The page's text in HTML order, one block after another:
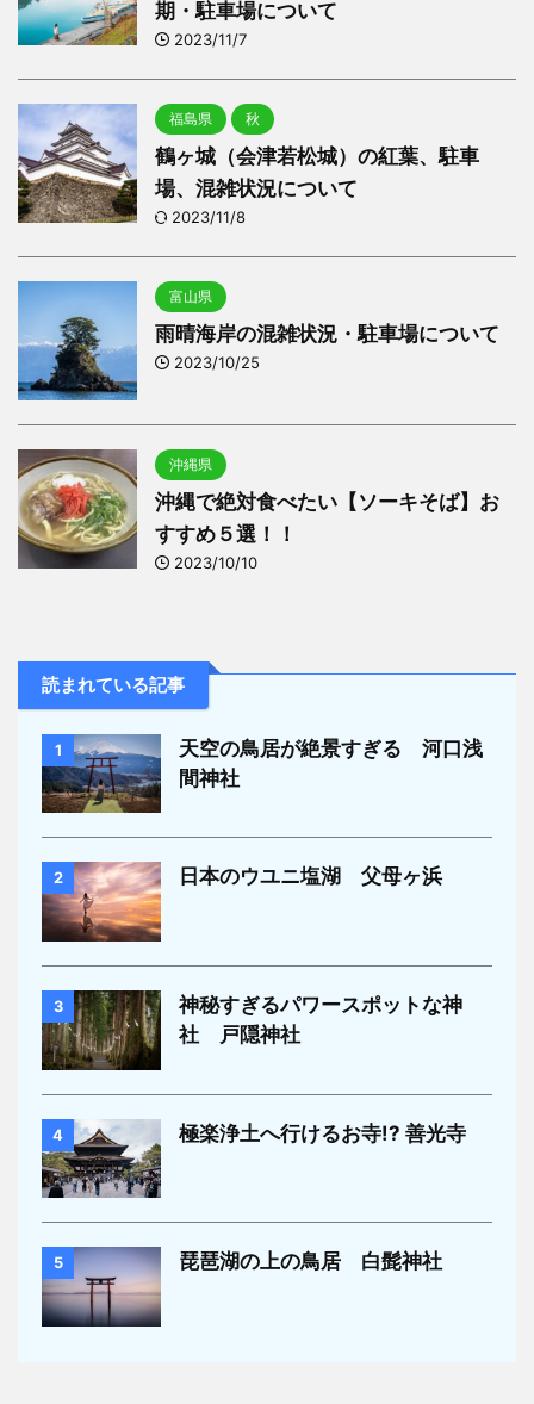
期・駐車場について
2023/11/7
福島県 秋
鶴ヶ城（会津若松城）の紅葉、駐車
場、混雑状況について
2023/11/8
富山県
雨晴海岸の混雑状況・駐車場について
2023/10/25
沖縄県
沖縄で絶対食べたい【ソーキそば】お
すすめ５選！！
2023/10/10
読まれている記事
1
天空の鳥居が絶景すぎる 河口浅
間神社
2 日本のウユニ塩湖 父母ヶ浜
3
神秘すぎるパワースポットな神
社 戸隠神社
4 極楽浄土へ行けるお寺!? 善光寺
5 琵琶湖の上の鳥居 白髭神社